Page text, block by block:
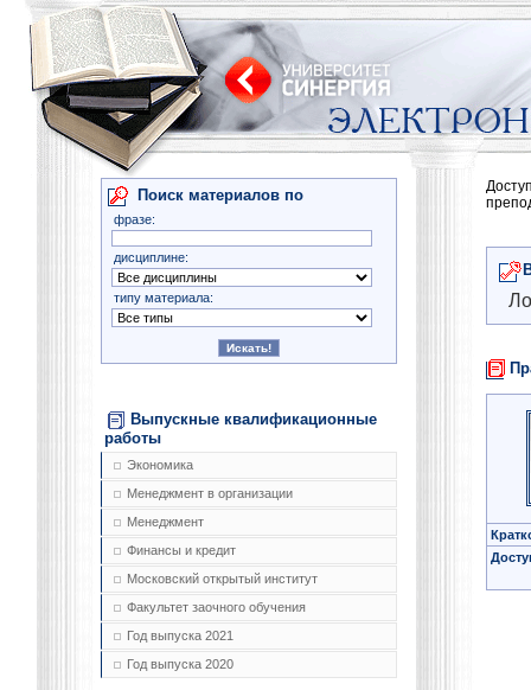
Поиск материалов по
фразе:
дисциплине:
типу материала:
Выпускные квалификационные
работы
Экономика
Менеджмент в организации
Менеджмент
Финансы и кредит
Московский открытый институт
Факультет заочного обучения
Год выпуска 2021
Год выпуска 2020